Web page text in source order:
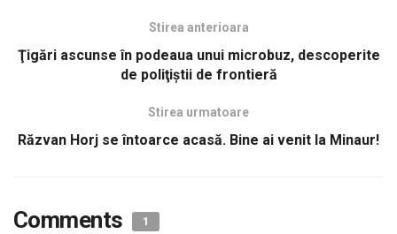
Stirea anterioara
Ţigări ascunse în podeaua unui microbuz, descoperite
de poliţiştii de frontieră
Stirea urmatoare
Răzvan Horj se întoarce acasă. Bine ai venit la Minaur!
Comments 1